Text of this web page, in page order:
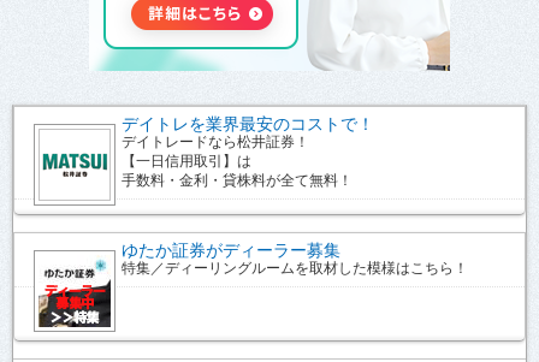
デイトレを業界最安のコストで！
デイトレードなら松井証券！
【一日信用取引】は
手数料・金利・貸株料が全て無料！
ゆたか証券がディーラー募集
特集／ディーリングルームを取材した模様はこちら！